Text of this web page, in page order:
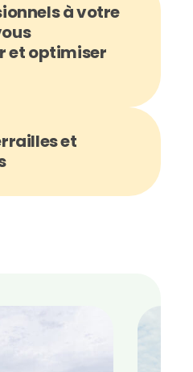
à votre
et optimiser
et